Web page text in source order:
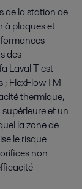
de la station de
à plaques et
des
Laval T est
; FlexFlowTM
thermique,
et un
la zone de
le risque
non